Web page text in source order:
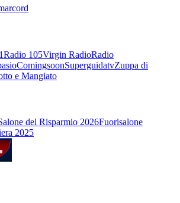
Radio 105Virgin RadioRadio
ComingsoonSuperguidatvZuppa di
e Mangiato
del Risparmio 2026Fuorisalone
2025